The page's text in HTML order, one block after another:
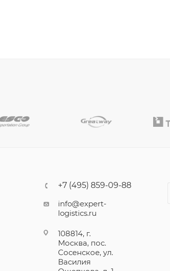
+7 (495) 859-09-88
info@expert-
logistics.ru
108814, г.
Москва, пос.
Сосенское, ул.
Василия